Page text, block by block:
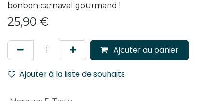
bonbon carnaval gourmand !
25,90 €
Ajouter au panier
Ajouter à la liste de souhaits